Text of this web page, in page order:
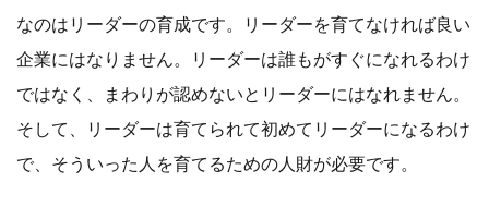
なのはリーダーの育成です。リーダーを育てなければ良い
企業にはなりません。リーダーは誰もがすぐになれるわけ
ではなく、まわりが認めないとリーダーにはなれません。
そして、リーダーは育てられて初めてリーダーになるわけ
で、そういった人を育てるための人財が必要です。